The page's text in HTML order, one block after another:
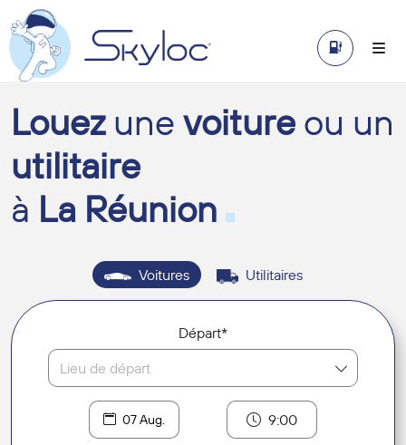
Louezune voiture ou un
utilitaire
à La Réunion
Voitures Utilitaires
Départ*
Lieu de départ
07 Aug. 9:00